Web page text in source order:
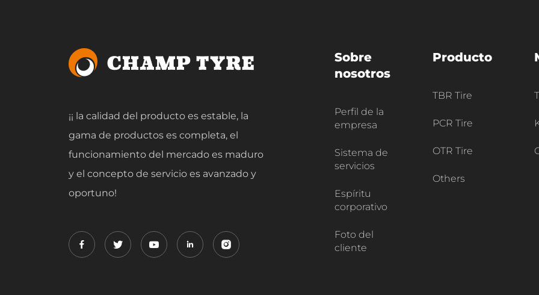
¡¡ la calidad del producto es estable, la
gama de productos es completa, el
funcionamiento del mercado es maduro
y el concepto de servicio es avanzado y
oportuno!
Sobre
nosotros
Perfil de la
empresa
Sistema de
servicios
Espíritu
corporativo
Foto del
cliente
Producto
TBR Tire
PCR Tire
OTR Tire
Others